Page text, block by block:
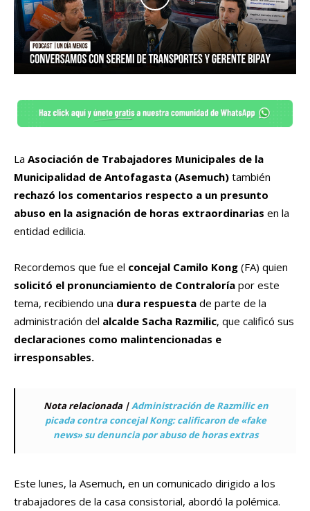
La Asociación de Trabajadores Municipales de la
Municipalidad de Antofagasta (Asemuch) también
rechazó los comentarios respecto a un presunto
abuso en la asignación de horas extraordinarias en la
entidad edilicia.
Recordemos que fue el concejal Camilo Kong (FA) quien
solicitó el pronunciamiento de Contraloría por este
tema, recibiendo una dura respuesta de parte de la
administración del alcalde Sacha Razmilic, que calificó sus
declaraciones como malintencionadas e
irresponsables.
Nota relacionada |Administración de Razmilic en
picada contra concejal Kong: calificaron de «fake
news» su denuncia por abuso de horas extras
Este lunes, la Asemuch, en un comunicado dirigido a los
trabajadores de la casa consistorial, abordó la polémica.